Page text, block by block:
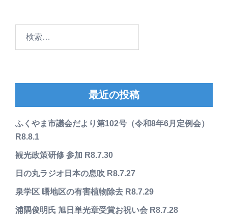
最近の投稿
ふくやま市議会だより第102号（令和8年6月定例会）
R8.8.1
観光政策研修 参加 R8.7.30
日の丸ラジオ日本の息吹 R8.7.27
泉学区 曙地区の有害植物除去 R8.7.29
浦隅俊明氏 旭日単光章受賞お祝い会 R8.7.28